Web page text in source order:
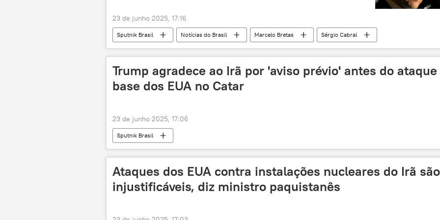
23 de junho 2025, 17:16
Sputnik Brasil Notícias do Brasil Marcelo Bretas
Sérgio Cabral
Rio de Janeiro
Supremo Tribunal Federal (STF)
Conselho Nacional de Justiça (CNJ)
Trump agradece ao Irã por 'aviso prévio' antes do ataque
base dos EUA no Catar
23 de junho 2025, 17:06
Sputnik Brasil
Ataques dos EUA contra instalações nucleares do Irã são
injustificáveis, diz ministro paquistanês